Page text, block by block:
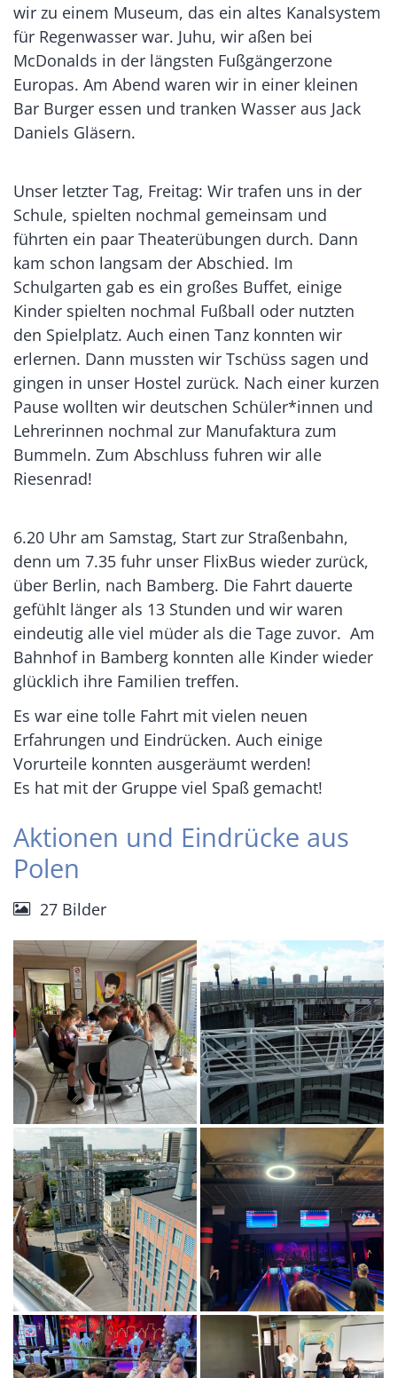
wir zu einem Museum, das ein altes Kanalsystem
für Regenwasser war. Juhu, wir aßen bei
McDonalds in der längsten Fußgängerzone
Europas. Am Abend waren wir in einer kleinen
Bar Burger essen und tranken Wasser aus Jack
Daniels Gläsern.
Unser letzter Tag, Freitag: Wir trafen uns in der
Schule, spielten nochmal gemeinsam und
führten ein paar Theaterübungen durch. Dann
kam schon langsam der Abschied. Im
Schulgarten gab es ein großes Buffet, einige
Kinder spielten nochmal Fußball oder nutzten
den Spielplatz. Auch einen Tanz konnten wir
erlernen. Dann mussten wir Tschüss sagen und
gingen in unser Hostel zurück. Nach einer kurzen
Pause wollten wir deutschen Schüler*innen und
Lehrerinnen nochmal zur Manufaktura zum
Bummeln. Zum Abschluss fuhren wir alle
Riesenrad!
6.20 Uhr am Samstag, Start zur Straßenbahn,
denn um 7.35 fuhr unser FlixBus wieder zurück,
über Berlin, nach Bamberg. Die Fahrt dauerte
gefühlt länger als 13 Stunden und wir waren
eindeutig alle viel müder als die Tage zuvor. Am
Bahnhof in Bamberg konnten alle Kinder wieder
glücklich ihre Familien treffen.
Es war eine tolle Fahrt mit vielen neuen
Erfahrungen und Eindrücken. Auch einige
Vorurteile konnten ausgeräumt werden!
Es hat mit der Gruppe viel Spaß gemacht!
Aktionen und Eindrücke aus
Polen
27 Bilder